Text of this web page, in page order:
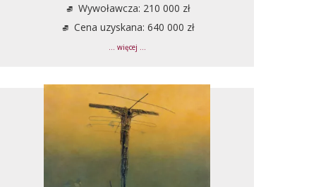
Wywoławcza: 210 000 zł
Cena uzyskana: 640 000 zł
... więcej ...